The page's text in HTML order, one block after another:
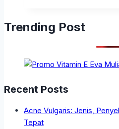
Trending Post
Recent Posts
Acne Vulgaris: Jenis,
Tepat